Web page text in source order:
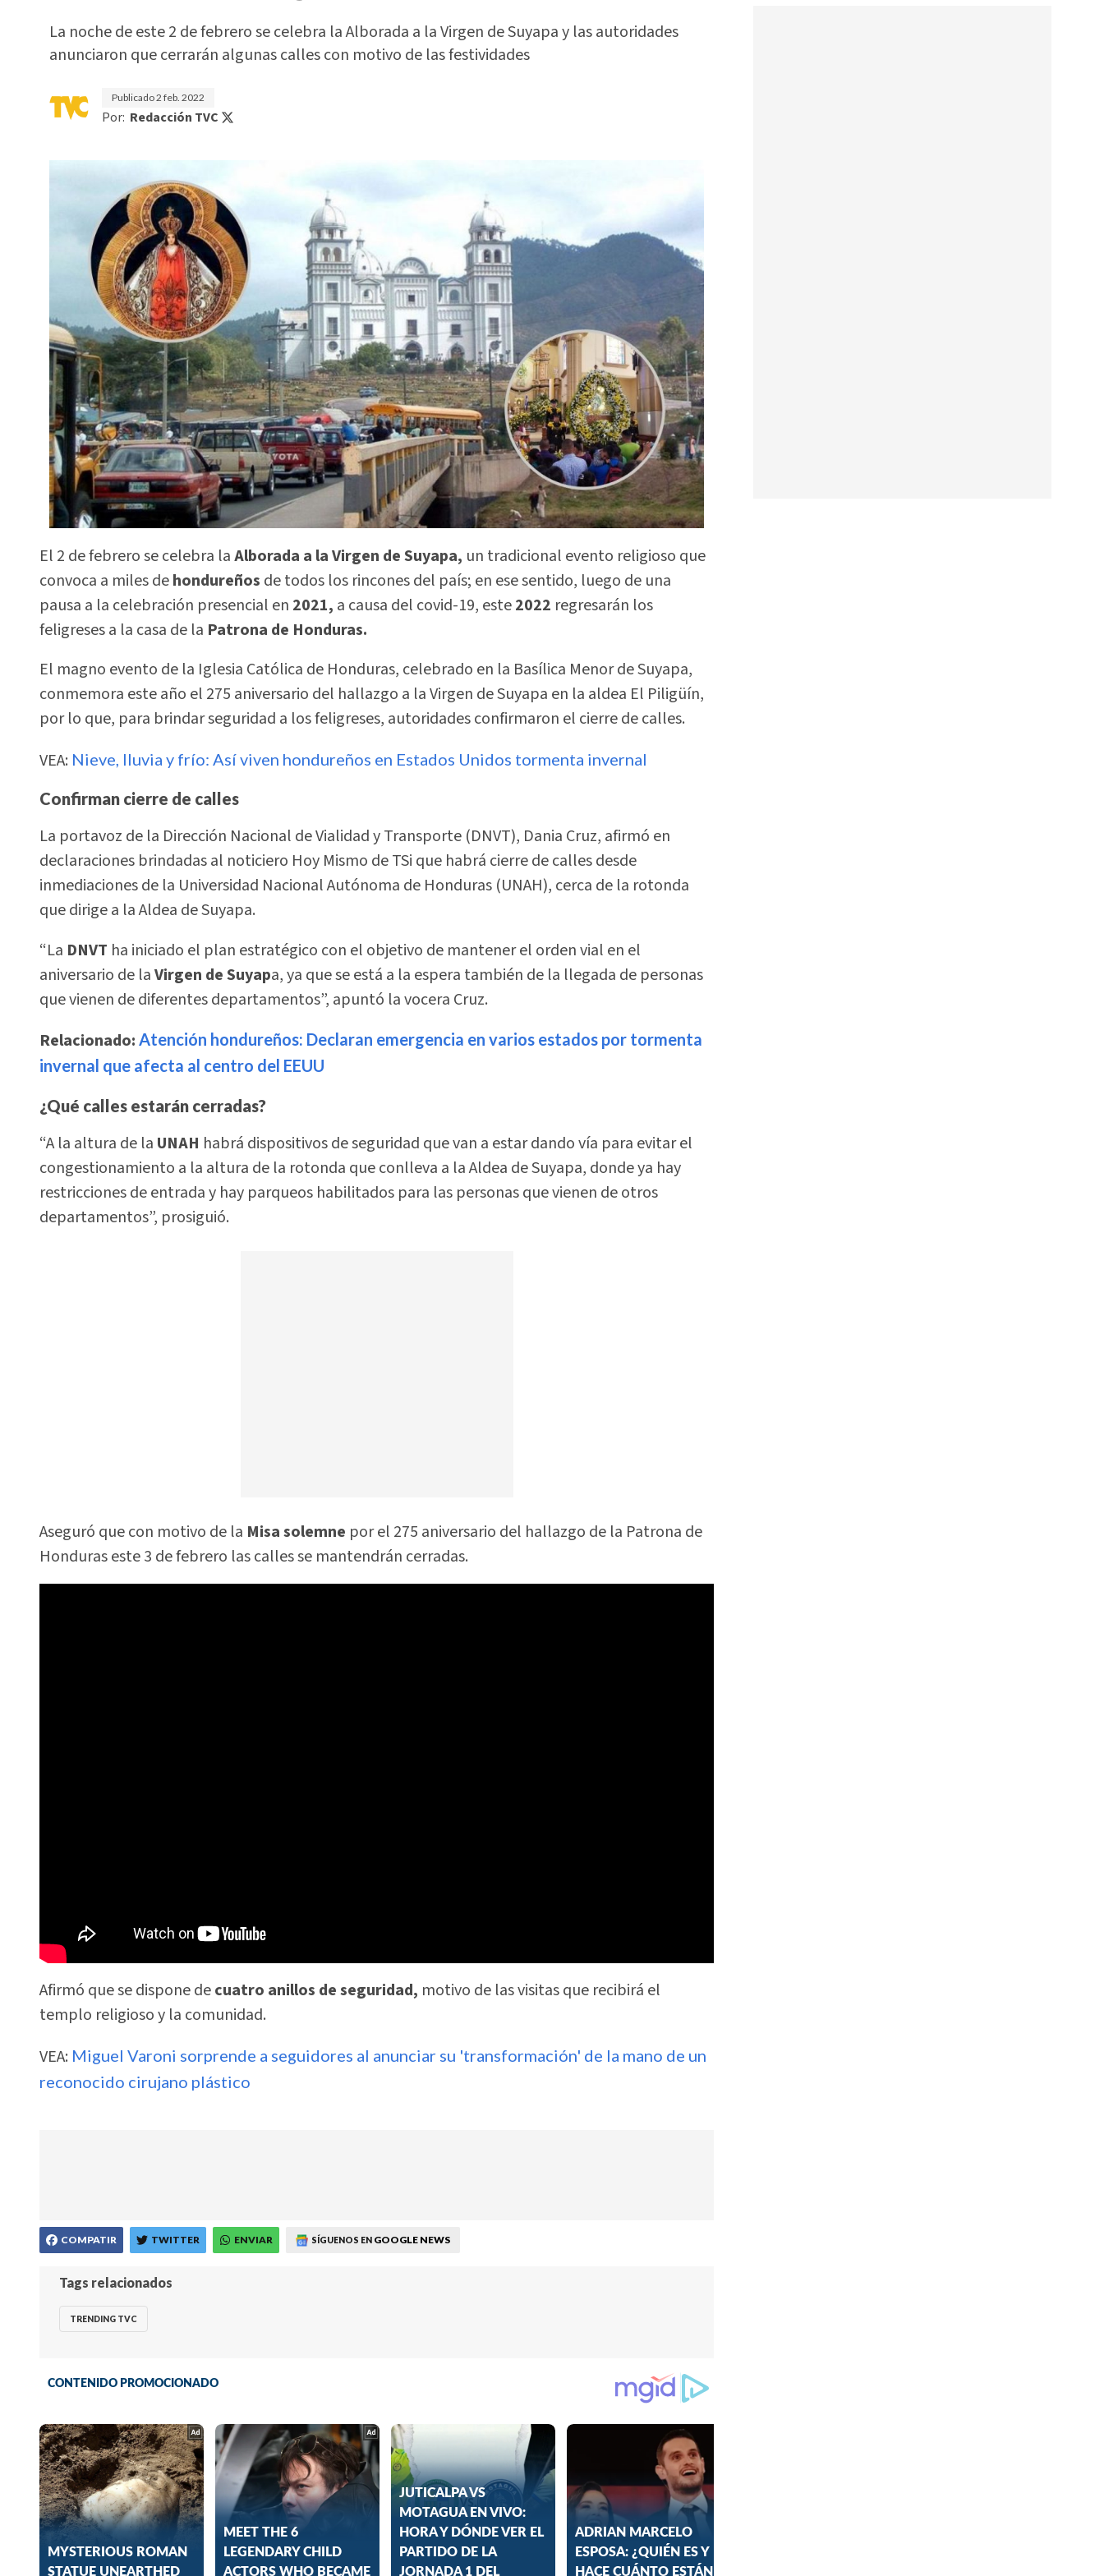
La noche de este 2 de febrero se celebra la Alborada a la Virgen de Suyapa y las autoridades
anunciaron que cerrarán algunas calles con motivo de las festividades
Publicado2 feb. 2022
Por: Redacción TVC
El 2 de febrero se celebra laAlborada a la Virgen de Suyapa, un tradicional evento religioso que
convoca a miles dehondureños de todos los rincones del país; en ese sentido, luego de una
pausa a la celebración presencial en 2021, a causa del covid-19, este2022 regresarán los
feligreses a la casa de la Patrona de Honduras.
El magno evento de la Iglesia Católica de Honduras, celebrado en la Basílica Menor de Suyapa,
conmemora este año el 275 aniversario del hallazgo a la Virgen de Suyapa en la aldea El Piligüín,
por lo que, para brindar seguridad a los feligreses, autoridades confirmaron el cierre de calles.
VEA: Nieve, lluvia y frío: Así viven hondureños en Estados Unidos tormenta invernal
Confirman cierre de calles
La portavoz de la Dirección Nacional de Vialidad y Transporte (DNVT), Dania Cruz, afirmó en
declaraciones brindadas al noticiero Hoy Mismo de TSi que habrá cierre de calles desde
inmediaciones de la Universidad Nacional Autónoma de Honduras (UNAH), cerca de la rotonda
que dirige a la Aldea de Suyapa.
“La DNVT ha iniciado el plan estratégico con el objetivo de mantener el orden vial en el
aniversario de laVirgen de Suyapa, ya que se está a la espera también de la llegada de personas
que vienen de diferentes departamentos”, apuntó la vocera Cruz.
Relacionado: Atención hondureños: Declaran emergencia en varios estados por tormenta
invernal que afecta al centro del EEUU
¿Qué calles estarán cerradas?
“A la altura de la UNAH habrá dispositivos de seguridad que van a estar dando vía para evitar el
congestionamiento a la altura de la rotonda que conlleva a la Aldea de Suyapa, donde ya hay
restricciones de entrada y hay parqueos habilitados para las personas que vienen de otros
departamentos”, prosiguió.
Aseguró que con motivo de la Misa solemne por el 275 aniversario del hallazgo de la Patrona de
Honduras este 3 de febrero las calles se mantendrán cerradas.
Afirmó que se dispone decuatro anillos de seguridad, motivo de las visitas que recibirá el
templo religioso y la comunidad.
VEA: Miguel Varoni sorprende a seguidores al anunciar su 'transformación' de la mano de un
reconocido cirujano plástico
COMPATIR TWITTER ENVIAR SÍGUENOS EN GOOGLE NEWS
Tags relacionados
TRENDING TVC